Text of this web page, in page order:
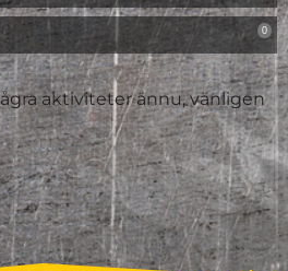
0
aktiviteter ännu, vänligen